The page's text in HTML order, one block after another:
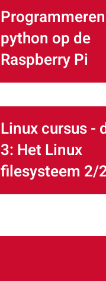
python op de
Raspberry Pi
Linux cursus -
3: Het Linux
filesysteem 2/